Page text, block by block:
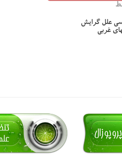
علل گرایش
غربی